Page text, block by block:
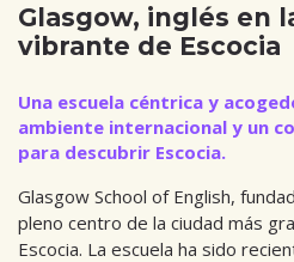
Glasgow, inglés en
vibrante de Escocia
Una escuela céntrica y
ambiente internacional y un
para descubrir Escocia.
Glasgow School of English,
pleno centro de la ciudad más
Escocia. La escuela ha sido